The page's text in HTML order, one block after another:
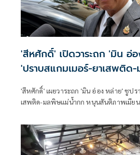
'สีหศักดิ์' เปิดวาระถก 'มิน อ่
'ปราบสแกมเมอร์-ยาเสพติด
'สีหศักดิ์' เผยวาระถก 'มิน อ่อง หล่าย' ชูปร
เสพติด-มลพิษแม่น้ำกก หนุนสันติภาพเมียน